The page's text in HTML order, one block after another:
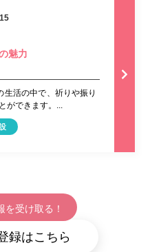
魅力
活の中で、祈りや振り
ができます。...
を受け取る！
録はこちら